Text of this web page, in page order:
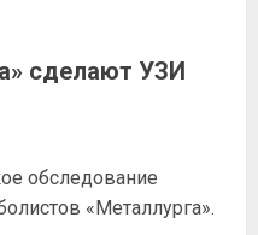
сделают УЗИ
обследование
«Металлурга».